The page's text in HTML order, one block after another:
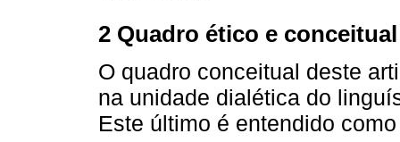
2 Quadro ético e conceitual
O quadro conceitual deste
na unidade dialética do
Este último é entendido